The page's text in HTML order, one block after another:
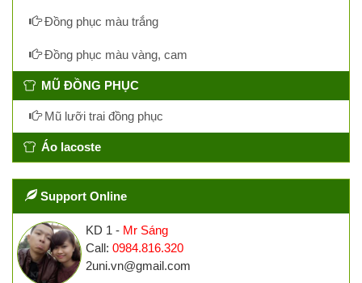
Đồng phục màu trắng
Đồng phục màu vàng, cam
MŨ ĐỒNG PHỤC
Mũ lưỡi trai đồng phục
Áo lacoste
Support Online
KD 1 - Mr Sáng
Call: 0984.816.320
2uni.vn@gmail.com